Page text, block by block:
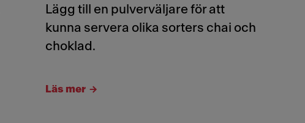
Lägg till en pulverväljare för att
kunna servera olika sorters chai och
choklad.
Läs mer